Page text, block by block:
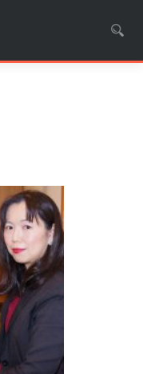
ョンを切り替え